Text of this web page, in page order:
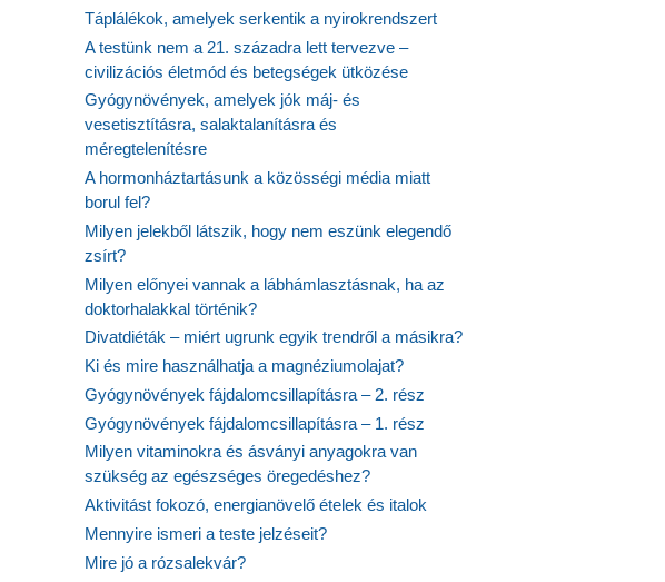
Táplálékok, amelyek serkentik a nyirokrendszert
A testünk nem a 21. századra lett tervezve –
civilizációs életmód és betegségek ütközése
Gyógynövények, amelyek jók máj- és
vesetisztításra, salaktalanításra és
méregtelenítésre
A hormonháztartásunk a közösségi média miatt
borul fel?
Milyen jelekből látszik, hogy nem eszünk elegendő
zsírt?
Milyen előnyei vannak a lábhámlasztásnak, ha az
doktorhalakkal történik?
Divatdiéták – miért ugrunk egyik trendről a másikra?
Ki és mire használhatja a magnéziumolajat?
Gyógynövények fájdalomcsillapításra – 2. rész
Gyógynövények fájdalomcsillapításra – 1. rész
Milyen vitaminokra és ásványi anyagokra van
szükség az egészséges öregedéshez?
Aktivitást fokozó, energianövelő ételek és italok
Mennyire ismeri a teste jelzéseit?
Mire jó a rózsalekvár?